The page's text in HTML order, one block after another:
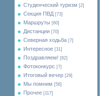
Студенческий туризм [2]
Секция ПВД [73]
Маршруты [60]
Дистанции [70]
Северная ходьба [7]
Интересное [31]
Поздравляем! [82]
Фотоконкурс [7]
Итоговый вечер [29]
Мы помним [56]
Прочее [117]